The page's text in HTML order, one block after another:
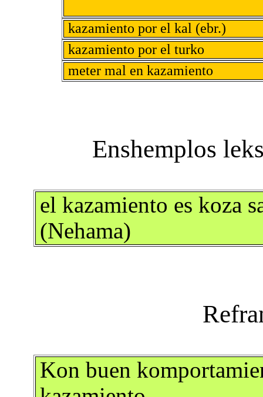
kazamiento por el kal (ebr.)
kazamiento por el turko
meter mal en kazamiento
el kazamiento es koza
(Nehama)
Kon buen